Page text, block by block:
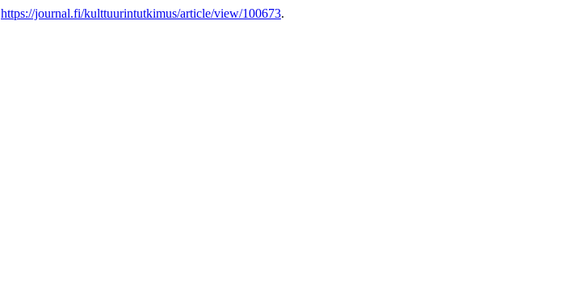
https://journal.fi/kulttuurintutkimus/article/view/100673.